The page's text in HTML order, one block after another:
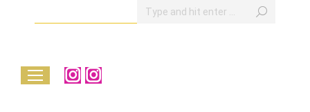
Search:
InstagramInstagram